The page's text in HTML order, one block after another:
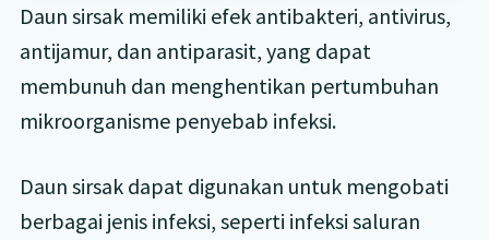
Daun sirsak memiliki efek antibakteri, antivirus,
antijamur, dan antiparasit, yang dapat
membunuh dan menghentikan pertumbuhan
mikroorganisme penyebab infeksi.
Daun sirsak dapat digunakan untuk mengobati
berbagai jenis infeksi, seperti infeksi saluran